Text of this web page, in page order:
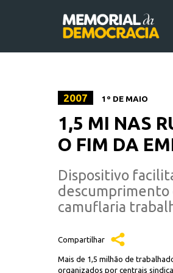
2007 1º DE MAIO
1,5 MI NAS
O FIM DA
Dispositivo
descumprimento
camuflaria
Compartilhar
Mais de 1,5 milhão de
organizados por centrais